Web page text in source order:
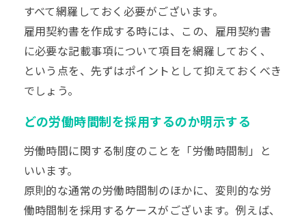
すべて網羅しておく必要がございます。
雇用契約書を作成する時には、この、雇用契約書
に必要な記載事項について項目を網羅しておく、
という点を、先ずはポイントとして抑えておくべき
でしょう。
どの労働時間制を採用するのか明示する
労働時間に関する制度のことを「労働時間制」と
いいます。
原則的な通常の労働時間制のほかに、変則的な労
働時間制を採用するケースがございます。例えば、